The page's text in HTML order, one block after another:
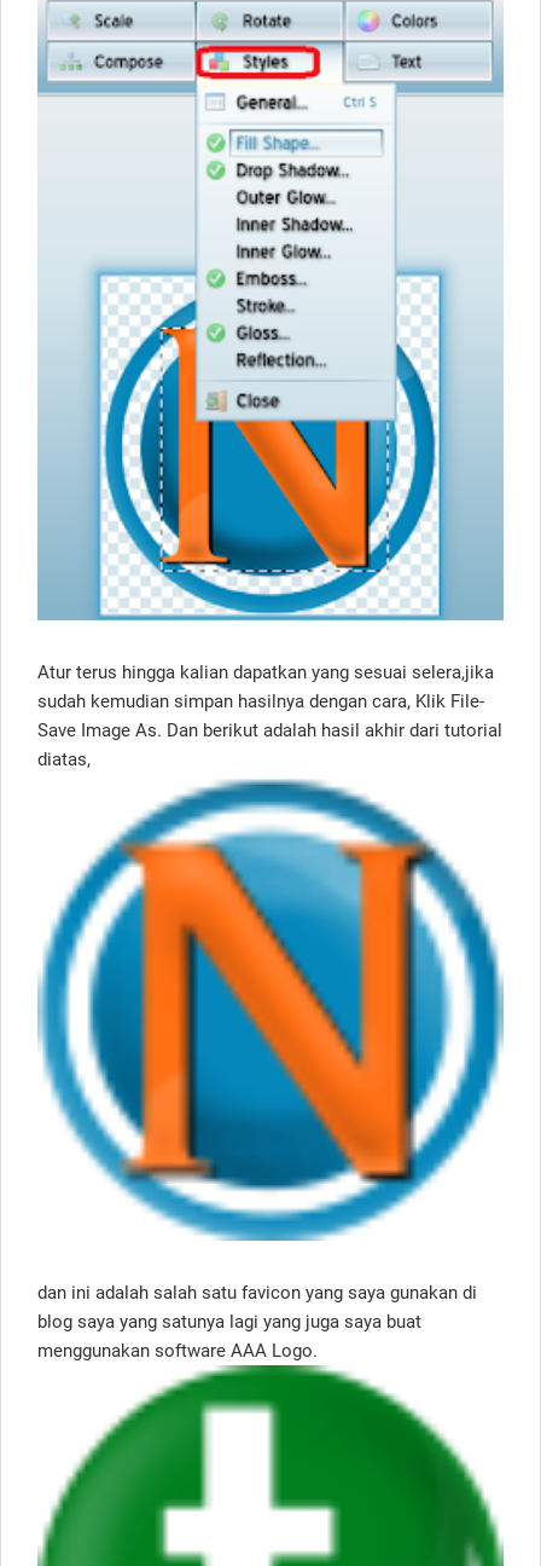
Atur terus hingga kalian dapatkan yang sesuai selera,jika
sudah kemudian simpan hasilnya dengan cara, Klik File-
Save Image As. Dan berikut adalah hasil akhir dari tutorial
diatas,
dan ini adalah salah satu favicon yang saya gunakan di
blog saya yang satunya lagi yang juga saya buat
menggunakan software AAA Logo.